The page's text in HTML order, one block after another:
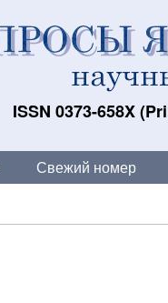
ISSN 0373-658X
Свежий номер